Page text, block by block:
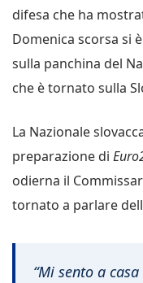
difesa che ha
Domenica scorsa si
sulla panchina del
che è tornato sulla
La Nazionale
preparazione di
odierna il
tornato a parlare
“Mi sento a